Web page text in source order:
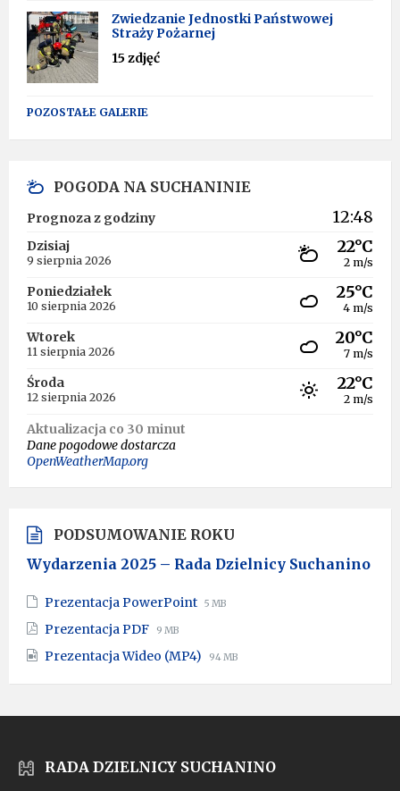
Zwiedzanie Jednostki Państwowej
Straży Pożarnej
15 zdjęć
POZOSTAŁE GALERIE
POGODA NA SUCHANINIE
Prognoza z godziny 12:48
Dzisiaj
9 sierpnia 2026
22°C
2 m/s
Poniedziałek
10 sierpnia 2026
25°C
4 m/s
Wtorek
11 sierpnia 2026
20°C
7 m/s
Środa
12 sierpnia 2026
22°C
2 m/s
Aktualizacja co 30 minut
Dane pogodowe dostarcza
OpenWeatherMap.org
PODSUMOWANIE ROKU
Wydarzenia 2025 – Rada Dzielnicy Suchanino
Prezentacja PowerPoint File
File
5 MB
Prezentacja PDF File
pdf
File
9 MB
Prezentacja Wideo (MP4) File
mp4
File
94 MB
RADA DZIELNICY SUCHANINO